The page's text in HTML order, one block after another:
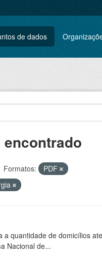
de dados
Formatos:
PDF
quantidade de domicílios
Nacional de...